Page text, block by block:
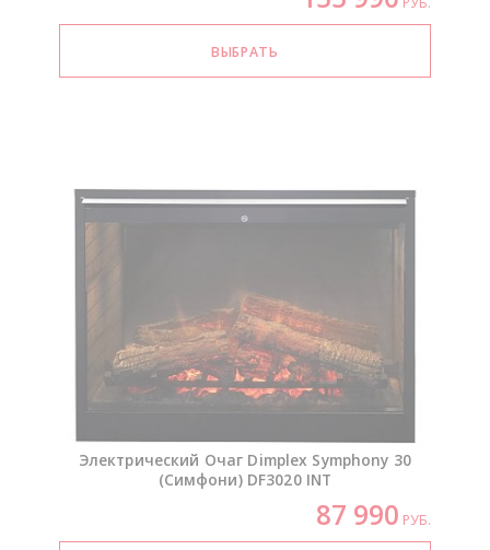
Электрический Очаг Dimplex Symphony 30
(Симфони) DF3020 INT
87 990 РУБ.